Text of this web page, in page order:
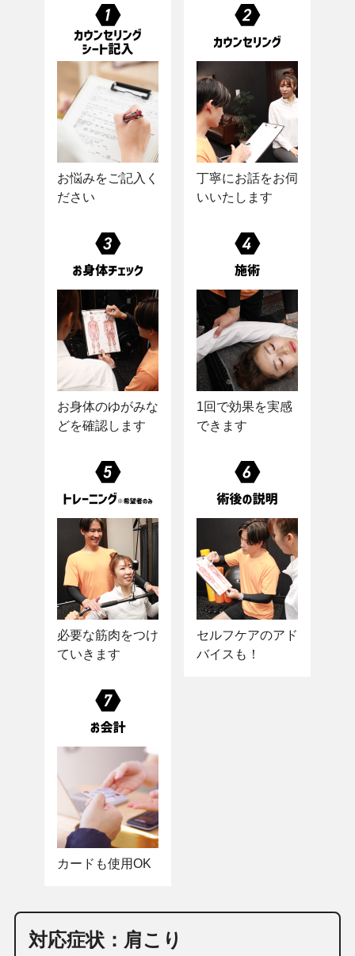
お悩みをご記入く
ださい
丁寧にお話をお伺
いいたします
お身体のゆがみな
どを確認します
1回で効果を実感
できます
必要な筋肉をつけ
ていきます
セルフケアのアド
バイスも！
カードも使用OK
対応症状：肩こり